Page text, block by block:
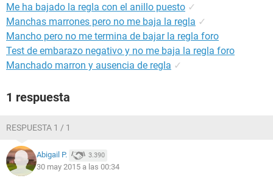
Me ha bajado la regla con el anillo puesto ✓
Manchas marrones pero no me baja la regla ✓
Mancho pero no me termina de bajar la regla foro
Test de embarazo negativo y no me baja la regla foro
Manchado marron y ausencia de regla ✓
1 respuesta
RESPUESTA 1 / 1
Abigail P. 3.390
30 may 2015 a las 00:34